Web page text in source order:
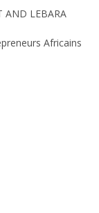
AND LEBARA
Africains